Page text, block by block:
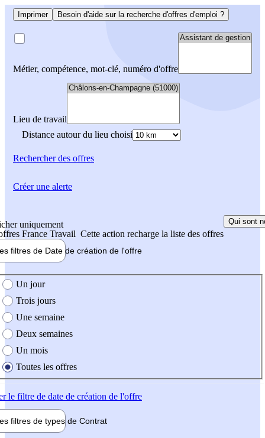
Imprimer Besoin d'aide sur la recherche d'offres d'emploi ?
Métier, compétence, mot-clé, numéro d'offre
Lieu de travail
Distance autour du lieu choisi
Rechercherdes offres
uniquement
France Travail Cette action recharge la liste des offres
Qui sont
filtres de Date de création de l'offre
création de l'offre
Un jour
Trois jours
Une semaine
Deux semaines
Un mois
Toutes les offres
le filtre de date de création de l'offre
filtres de types de Contrat
Créer une alerte